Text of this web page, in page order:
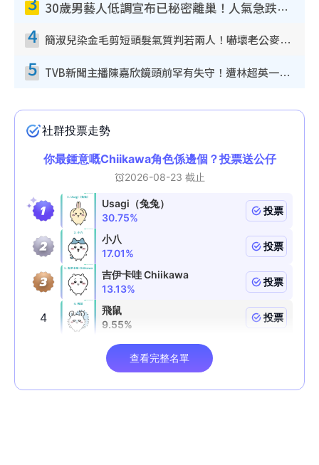
30歲男藝人低調宣布已秘密離巢！人氣急跌變失蹤人口︰「這幾年過得並不容易」
4 簡淑兒染金毛剪短頭髮氣質判若兩人！嚇壞老公麥大力都認唔出：「你做咩事？」
5 TVB新聞主播陳嘉欣鏡頭前罕有失守！遭林超英一句說話突襲嚇親當場大笑